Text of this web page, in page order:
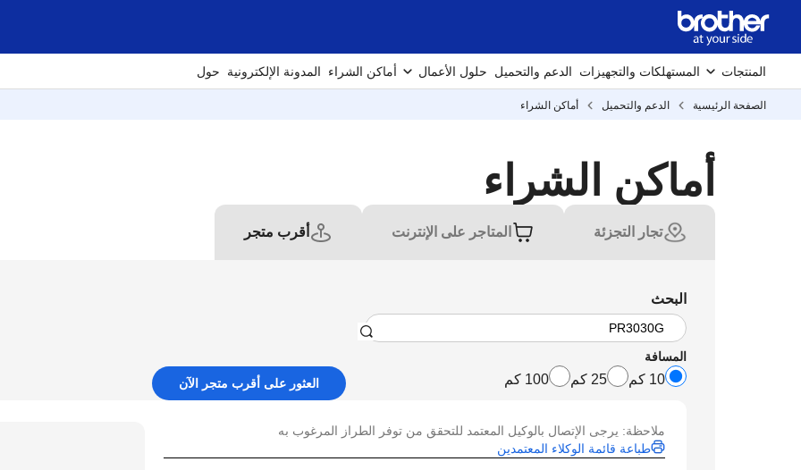
المنتجات المستهلكات والتجهيزات الدعم والتحميل حلول الأعمال أماكن الشراء المدونة الإلكترونية حول
الصفحة الرئيسية الدعم والتحميل أماكن الشراء
أماكن الشراء
تجار التجزئة المتاجر على الإنترنت أقرب متجر
البحث
المسافة
10 كم 25 كم 100 كم العثور على أقرب متجر الآن
ملاحظة: يرجى الإتصال بالوكيل المعتمد للتحقق من توفر الطراز المرغوب به
طباعة قائمة الوكلاء المعتمدين